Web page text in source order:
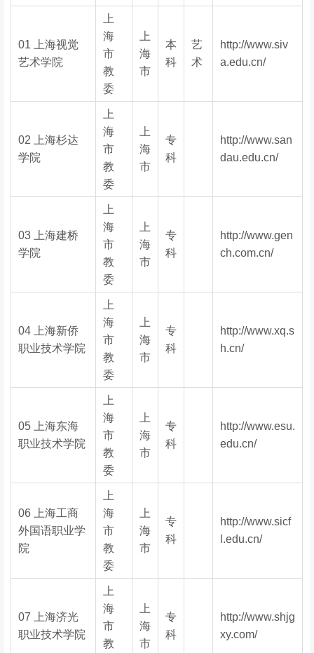
01 上海视觉
艺术学院
上
海
市
教
委
上
海
市
本
科
艺
术
http://www.siv
a.edu.cn/
02 上海杉达
学院
上
海
市
教
委
上
海
市
专
科
http://www.san
dau.edu.cn/
03 上海建桥
学院
上
海
市
教
委
上
海
市
专
科
http://www.gen
ch.com.cn/
04 上海新侨
职业技术学院
上
海
市
教
委
上
海
市
专
科
http://www.xq.s
h.cn/
05 上海东海
职业技术学院
上
海
市
教
委
上
海
市
专
科
http://www.esu.
edu.cn/
06 上海工商
外国语职业学
院
上
海
市
教
委
上
海
市
专
科
http://www.sicf
l.edu.cn/
07 上海济光
职业技术学院
上
海
市
教
上
海
市
专
科
http://www.shjg
xy.com/